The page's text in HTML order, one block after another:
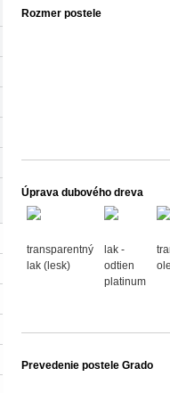
Rozmer postele
Úprava dubového dreva
transparentný
lak (lesk)
lak -
odtien
platinum
Prevedenie postele Grado